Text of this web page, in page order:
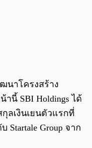
นาโครงสร้าง
านี้ SBI Holdings ได้
กุลเงินเยนตัวแรกที่
Group จาก